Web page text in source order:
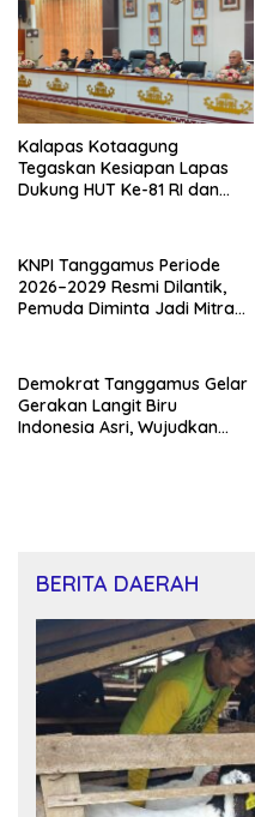
Kalapas Kotaagung
Tegaskan Kesiapan Lapas
Dukung HUT Ke-81 RI dan
KNPI Tanggamus Periode
2026–2029 Resmi Dilantik,
Pemuda Diminta Jadi Mitra
Demokrat Tanggamus Gelar
Gerakan Langit Biru
Indonesia Asri, Wujudkan
BERITA DAERAH